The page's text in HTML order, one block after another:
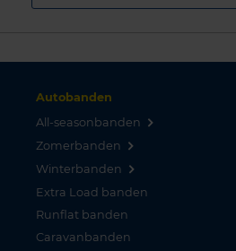
Autobanden
All-seasonbanden
Zomerbanden
Winterbanden
Extra Load banden
Runflat banden
Caravanbanden